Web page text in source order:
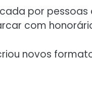
por pessoas
com
novos